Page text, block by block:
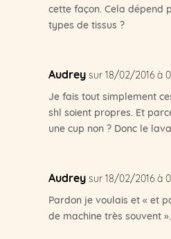
cette façon. Cela dépend
types de tissus ?
Audrey sur 18/02/2016 à
Je fais tout simplement
shl soient propres. Et
une cup non ? Donc le
Audrey sur 18/02/2016 à
Pardon je voulais et « et
de machine très souvent ».